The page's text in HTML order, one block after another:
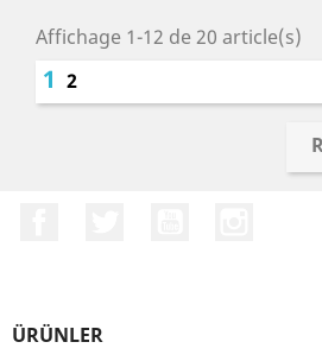
Affichage 1-12 de 20 article(s)
1 2
ÜRÜNLER